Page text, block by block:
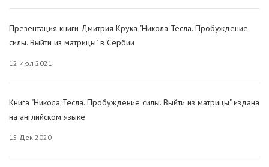
Презентация книги Дмитрия Крука "Никола Тесла. Пробуждение
силы. Выйти из матрицы" в Сербии
12 Июл 2021
Книга "Никола Тесла. Пробуждение силы. Выйти из матрицы" издана
на английском языке
15 Дек 2020